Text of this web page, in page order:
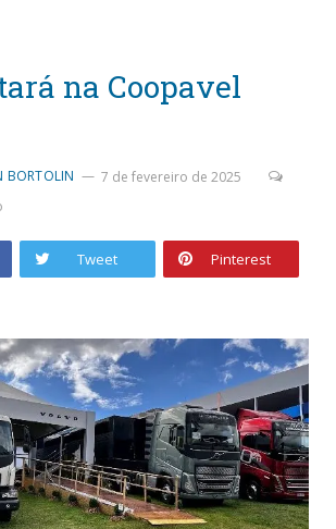
na Coopavel
BORTOLIN
7 de fevereiro de 2025
Tweet Pinterest